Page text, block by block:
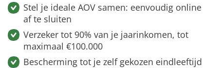
Stel je ideale AOV samen: eenvoudig online
af te sluiten
Verzeker tot 90% van je jaarinkomen, tot
maximaal €100.000
Bescherming tot je zelf gekozen eindleeftijd